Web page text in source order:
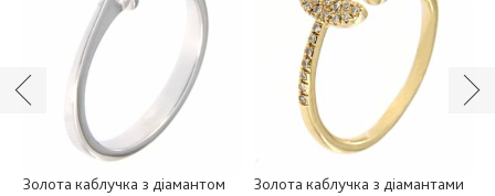
Золота каблучка з діамантом Золота каблучка з діамантами